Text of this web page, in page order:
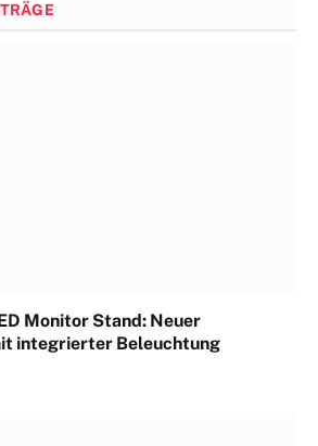
Monitor Stand: Neuer
integrierter Beleuchtung